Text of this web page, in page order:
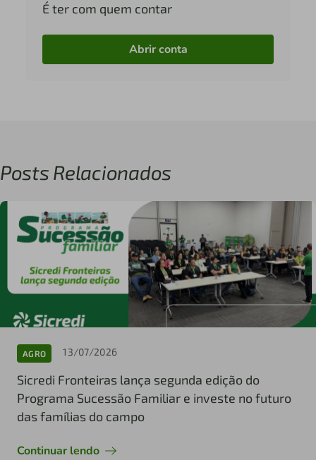
É ter com quem contar
Abrir conta
Posts Relacionados
AGRO 13/07/2026
Sicredi Fronteiras lança segunda edição do
Programa Sucessão Familiar e investe no futuro
das famílias do campo
Continuar lendo